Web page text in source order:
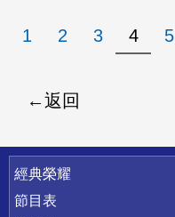
1 2 3 4 5
返回
快速連結
經典榮耀
節目表